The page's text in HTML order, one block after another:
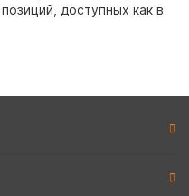
доступных как в